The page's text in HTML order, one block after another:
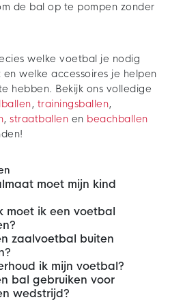
de bal op te pompen zonder
welke voetbal je nodig
welke accessoires je helpen
hebben. Bekijk ons volledige
, trainingsballen,
, straatballen en beachballen
moet mijn kind
moet ik een voetbal
zaalvoetbal buiten
ik mijn voetbal?
bal gebruiken voor
wedstrijd?